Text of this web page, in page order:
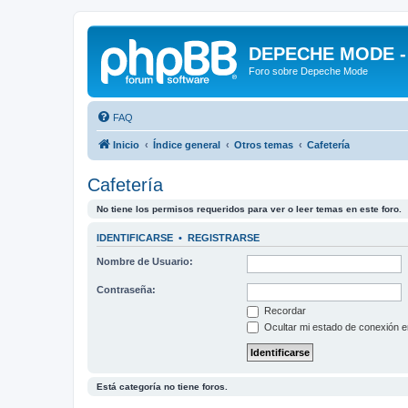
DEPECHE MODE
Foro sobre Depeche Mode
FAQ
Inicio Índice general Otros temas Cafetería
Cafetería
No tiene los permisos requeridos para ver o leer temas en este foro.
IDENTIFICARSE • REGISTRARSE
Nombre de Usuario:
Contraseña:
Recordar
Ocultar mi estado de conexión
Está categoría no tiene foros.